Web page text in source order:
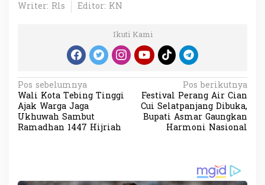
Writer: Rls
Editor: KN
Ikuti Kami
N
a
v
Pos sebelumnya
Wali Kota Tebing Tinggi
Ajak Warga Jaga
Ukhuwah Sambut
Ramadhan 1447 Hijriah
Pos berikutnya
Festival Perang Air Cian
Cui Selatpanjang Dibuka,
Bupati Asmar Gaungkan
Harmoni Nasional